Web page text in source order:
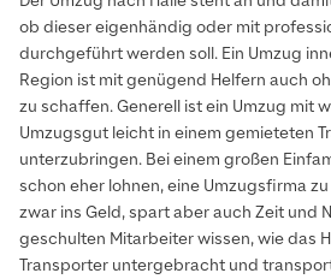
ob dieser eigenhändig oder mit
durchgeführt werden soll. Ein Umzug
Region ist mit genügend Helfern auch
zu schaffen. Generell ist ein Umzug mit
Umzugsgut leicht in einem gemieteten
unterzubringen. Bei einem großen
schon eher lohnen, eine Umzugsfirma
zwar ins Geld, spart aber auch Zeit und
geschulten Mitarbeiter wissen, wie das
Transporter untergebracht und